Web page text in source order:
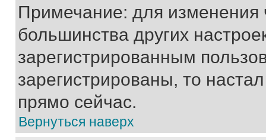
Примечание: для изменения
большинства других
зарегистрированным
зарегистрированы, то
прямо сейчас.
Вернуться наверх